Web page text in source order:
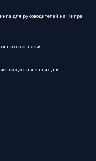
для руководителей на Кипре
с согласия
предоставленных для